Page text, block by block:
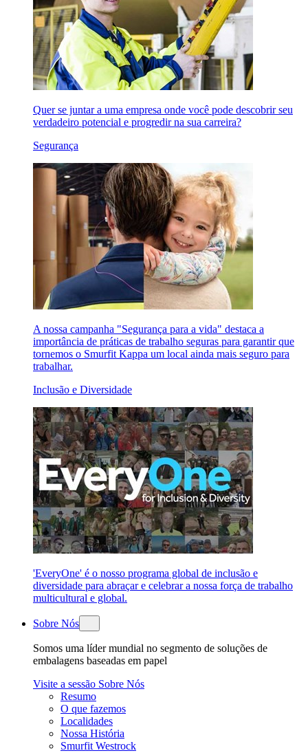
Quer se juntar a uma empresa onde você pode descobrir seu
verdadeiro potencial e progredir na sua carreira?
Segurança
A nossa campanha "Segurança para a vida" destaca a
importância de práticas de trabalho seguras para garantir que
tornemos o Smurfit Kappa um local ainda mais seguro para
trabalhar.
Inclusão e Diversidade
'EveryOne' é o nosso programa global de inclusão e
diversidade para abraçar e celebrar a nossa força de trabalho
multicultural e global.
Sobre Nós
Somos uma líder mundial no segmento de soluções de
embalagens baseadas em papel
Visite a sessão Sobre Nós
Resumo
O que fazemos
Localidades
Nossa História
Smurfit Westrock